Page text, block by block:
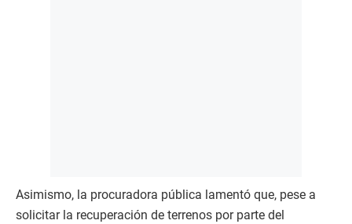
Asimismo, la procuradora pública lamentó que, pese a
solicitar la recuperación de terrenos por parte del